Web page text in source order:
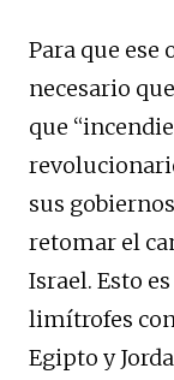
Para que ese
necesario
que
sus
retomar el
Israel. Esto
limítrofes
Egipto y